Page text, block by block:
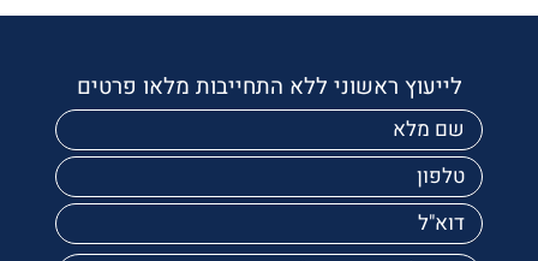
לייעוץ ראשוני ללא התחייבות מלאו פרטים